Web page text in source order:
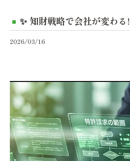
✨ 知財戦略で会社が変わる!
2026/03/16